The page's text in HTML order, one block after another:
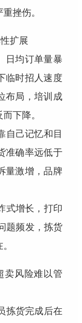
挫伤。
扩展
日均订单量暴
临时招人速度
布局，培训成
下降。
自己记忆和目
准确率远低于
量激增，品牌
式增长，打印
题频发，拣货
卖风险难以管
拣货完成后在